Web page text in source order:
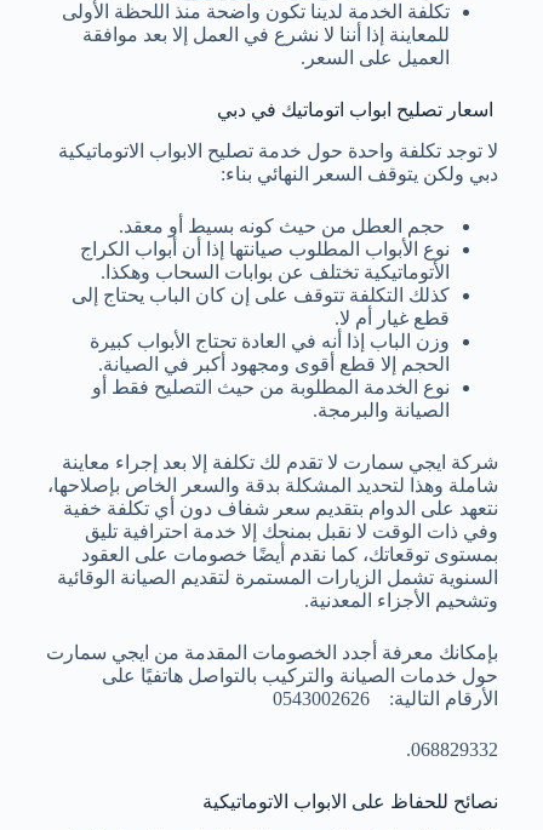
تكلفة الخدمة لدينا تكون واضحة منذ اللحظة الأولى
للمعاينة إذا أننا لا نشرع في العمل إلا بعد موافقة
العميل على السعر.
اسعار تصليح ابواب اتوماتيك في دبي
لا توجد تكلفة واحدة حول خدمة تصليح الابواب الاتوماتيكية
دبي ولكن يتوقف السعر النهائي بناء:
حجم العطل من حيث كونه بسيط أو معقد.
نوع الأبواب المطلوب صيانتها إذا أن أبواب الكراج
الأتوماتيكية تختلف عن بوابات السحاب وهكذا.
كذلك التكلفة تتوقف على إن كان الباب يحتاج إلى
قطع غيار أم لا.
وزن الباب إذا أنه في العادة تحتاج الأبواب كبيرة
الحجم إلا قطع أقوى ومجهود أكبر في الصيانة.
نوع الخدمة المطلوبة من حيث التصليح فقط أو
الصيانة والبرمجة.
شركة ايجي سمارت لا تقدم لك تكلفة إلا بعد إجراء معاينة
شاملة وهذا لتحديد المشكلة بدقة والسعر الخاص بإصلاحها،
نتعهد على الدوام بتقديم سعر شفاف دون أي تكلفة خفية
وفي ذات الوقت لا نقبل بمنحك إلا خدمة احترافية تليق
بمستوى توقعاتك، كما نقدم أيضًا خصومات على العقود
السنوية تشمل الزيارات المستمرة لتقديم الصيانة الوقائية
وتشحيم الأجزاء المعدنية.
بإمكانك معرفة أجدد الخصومات المقدمة من ايجي سمارت
حول خدمات الصيانة والتركيب بالتواصل هاتفيًا على
الأرقام التالية: 0543002626
068829332.
نصائح للحفاظ على الابواب الاتوماتيكية